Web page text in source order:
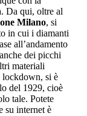
Da qui, oltre al
Milano, si
in cui i diamanti
all’andamento
dei picchi
materiali
lockdown, si è
del 1929, cioè
tale. Potete
su internet è